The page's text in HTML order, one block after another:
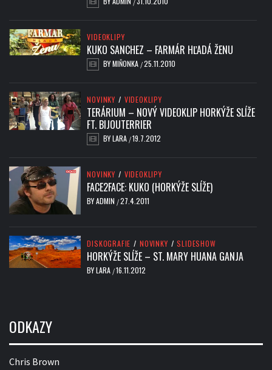
VIDEOKLIPY
KUKO SANCHEZ – FARMÁR HĽADÁ ŽENU
BYMIŇONKA /25.11.2010
NOVINKY / VIDEOKLIPY
TERÁRIUM – NOVÝ VIDEOKLIP HORKÝŽE SLÍŽE
FT. BIJOUTERRIER
BYLARA /19.7.2012
NOVINKY / VIDEOKLIPY
FACE2FACE: KUKO (HORKÝŽE SLÍŽE)
BYADMIN /27.4.2011
DISKOGRAFIE / NOVINKY / SLIDESHOW
HORKÝŽE SLÍŽE – ST. MARY HUANA GANJA
BYLARA /16.11.2012
ODKAZY
Chris Brown